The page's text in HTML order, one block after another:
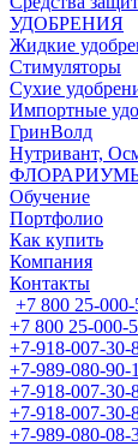
УДОБРЕНИЯ
Жидкие
Стимуляторы
Сухие
Импортные
ГринВолд
Нутривант,
Обучение
Портфолио
Как купить
Компания
Контакты
+7 800 25-000-
+7 800 25-000-
+7-918-007-30-
+7-989-080-90-
+7-918-007-30-
+7-918-007-30-
+7-989-080-08-